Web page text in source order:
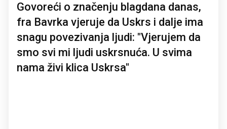
Govoreći o značenju blagdana danas,
fra Bavrka vjeruje da Uskrs i dalje ima
snagu povezivanja ljudi: "Vjerujem da
smo svi mi ljudi uskrsnuća. U svima
nama živi klica Uskrsa"